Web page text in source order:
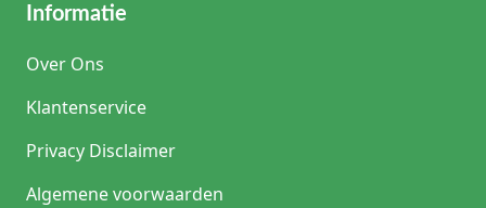
Informatie
Over Ons
Klantenservice
Privacy Disclaimer
Algemene voorwaarden